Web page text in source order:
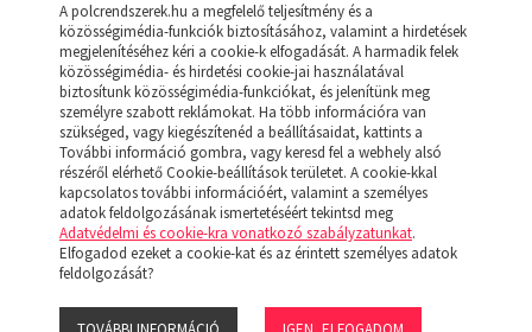
Polcrendszerek Termékek 800 - as átlós merevítő
800 - AS ÁTLÓS
MEREVÍTŐ
A polcrendszerek.hu a megfelelő teljesítmény és a
közösségimédia-funkciók biztosításához, valamint a hirdetések
megjelenítéséhez kéri a cookie-k elfogadását. A harmadik felek
közösségimédia- és hirdetési cookie-jai használatával
biztosítunk közösségimédia-funkciókat, és jelenítünk meg
személyre szabott reklámokat. Ha több információra van
szükséged, vagy kiegészítenéd a beállításaidat, kattints a
További információ gombra, vagy keresd fel a webhely alsó
részéről elérhető Cookie-beállítások területet. A cookie-kkal
kapcsolatos további információért, valamint a személyes
adatok feldolgozásának ismertetéséért tekintsd meg
Adatvédelmi és cookie-kra vonatkozó szabályzatunkat.
Elfogadod ezeket a cookie-kat és az érintett személyes adatok
feldolgozását?